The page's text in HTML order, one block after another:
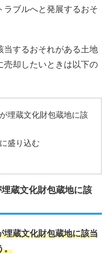
ブルへと発展するおそ
当するおそれがある土地
売却したいときは以下の
埋蔵文化財包蔵地に該
盛り込む
蔵文化財包蔵地に該
埋蔵文化財包蔵地に該当
。